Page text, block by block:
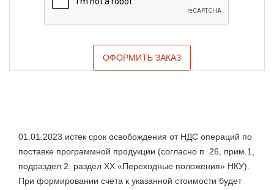
ОФОРМИТЬ ЗАКАЗ
01.01.2023 истек срок освобождения от НДС операций по
поставке программной продукции (согласно п. 26, прим.1,
подраздел 2, раздел ХХ «Переходные положения» НКУ).
При формировании счета к указанной стоимости будет